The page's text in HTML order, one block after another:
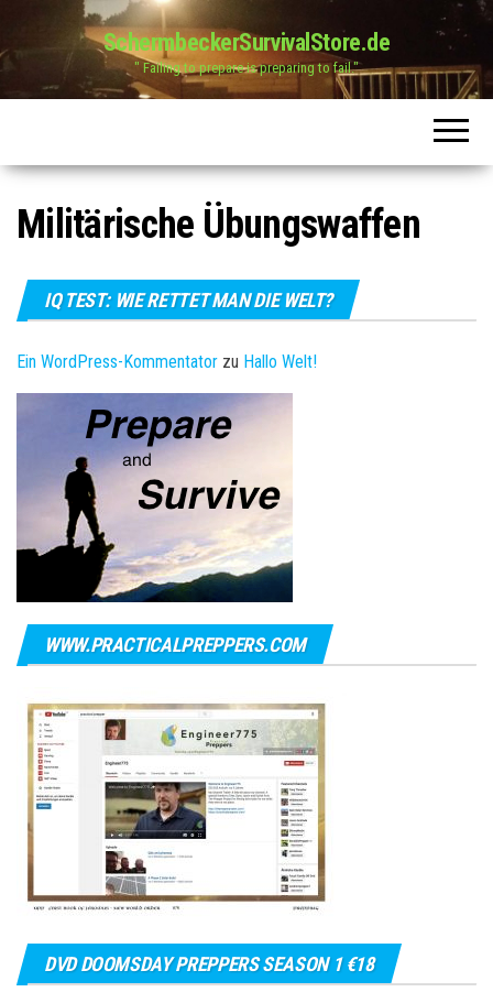
SchermbeckerSurvivalStore.de
" Failing to prepare is preparing to fail."
Militärische Übungswaffen
IQ TEST: WIE RETTET MAN DIE WELT?
Ein WordPress-Kommentator zu Hallo Welt!
WWW.PRACTICALPREPPERS.COM
DVD DOOMSDAY PREPPERS SEASON 1 €18